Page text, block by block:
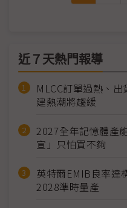
近７天熱門報導
MLCC訂單過熱、
建熱潮將趨緩
2027全年記憶體產
宣」只怕買不夠
英特爾EMIB良率
2028準時量產